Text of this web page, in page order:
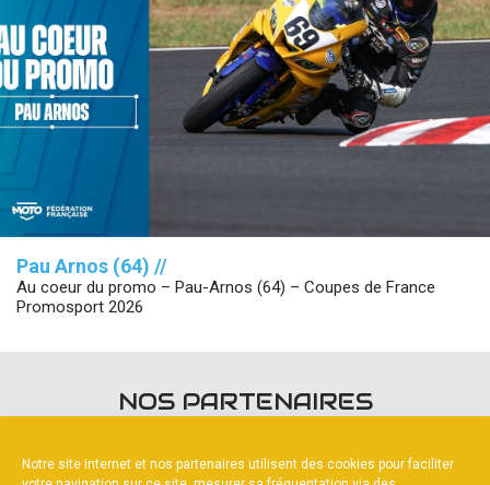
Notre site internet et nos partenaires utilisent des cookies pour faciliter
Pau Arnos (64) //
Au coeur du promo – Pau-Arnos (64) – Coupes de France
Promosport 2026
NOS PARTENAIRES